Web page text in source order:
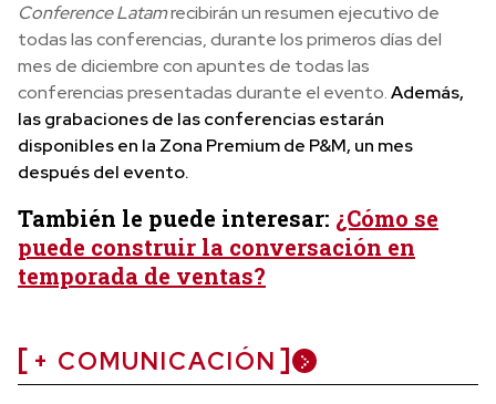
Conference Latamrecibirán un resumen ejecutivo de
todas las conferencias, durante los primeros días del
mes de diciembre con apuntes de todas las
conferencias presentadas durante el evento.Además,
las grabaciones de las conferencias estarán
disponibles en la Zona Premium de P&M, un mes
después del evento.
También le puede interesar: ¿Cómo se
puede construir la conversación en
temporada de ventas?
+ COMUNICACIÓN